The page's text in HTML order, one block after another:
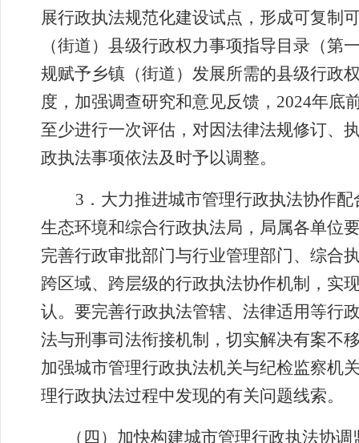
展行政执法规范化建设试点，形成可复制
（街道）县级行政权力事项指导目录（
规赋予乡镇（街道）发展所需的县级行政
度，加强调查研究和意见反馈，2024年底
至少进行一次评估，对因法律法规修订、
政执法事项依法及时予以调整。
3 ． 大力推进城市管理行政执法协作配
生态环境和综合行政执法局， 局属各单位
完善行政审批部门与行业管理部门、综合
跨区域、跨层级的行政执法协作机制，实
认。要完善行政执法管辖、法律适用等行
法与刑事司法衔接机制，切实解决有案不
加强城市管理行政执法机关与纪检监察机
理行政执法过程中发现的有关问题线索。
（四）加快构建城市管理行政执法协